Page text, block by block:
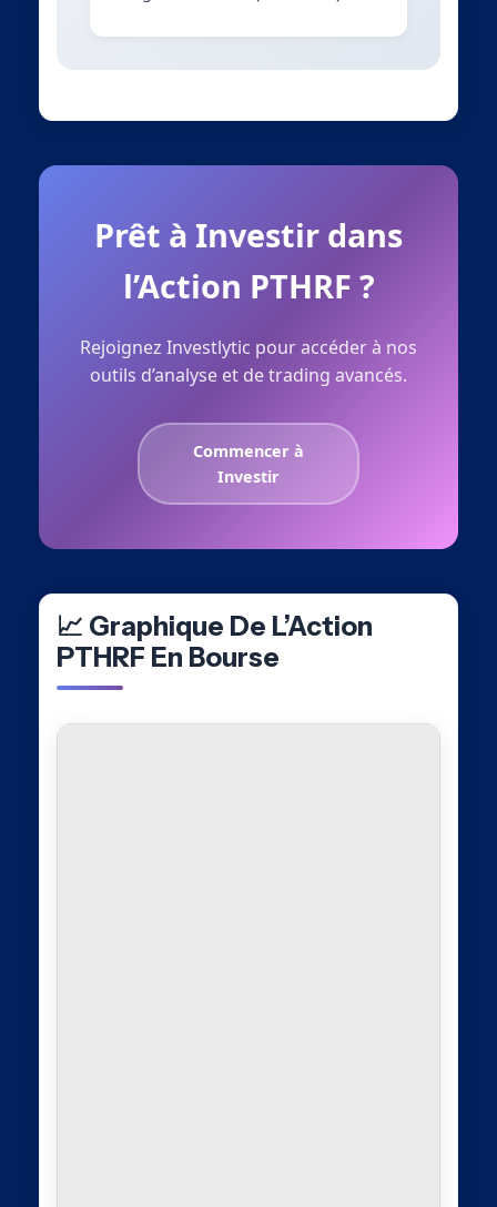
Prêt à Investir dans
l’Action PTHRF ?
Rejoignez Investlytic pour accéder à nos
outils d’analyse et de trading avancés.
Commencer à
Investir
📈 Graphique De L’Action
PTHRF En Bourse